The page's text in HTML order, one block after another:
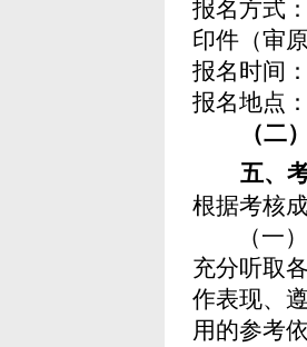
报名方式
印件 （审
报名时间
报名地点
（二
五、
根据考核
（一）
充分听取
作表现、
用的参考